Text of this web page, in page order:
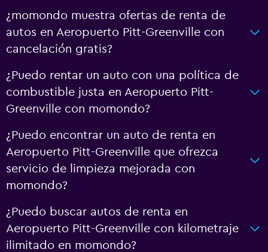
¿momondo muestra ofertas de renta de
autos en Aeropuerto Pitt-Greenville con
cancelación gratis?
¿Puedo rentar un auto con una política de
combustible justa en Aeropuerto Pitt-
Greenville con momondo?
¿Puedo encontrar un auto de renta en
Aeropuerto Pitt-Greenville que ofrezca
servicio de limpieza mejorada con
momondo?
¿Puedo buscar autos de renta en
Aeropuerto Pitt-Greenville con kilometraje
ilimitado en momondo?